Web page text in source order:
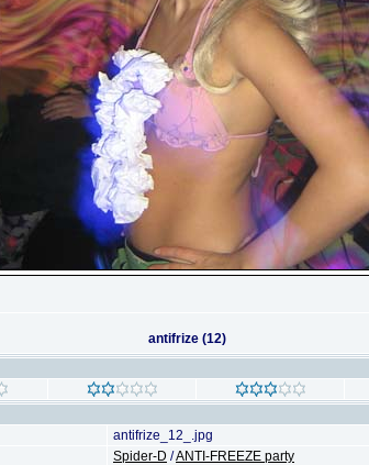
antifrize (12)
antifrize_12_.jpg
Spider-D /ANTI-FREEZE party